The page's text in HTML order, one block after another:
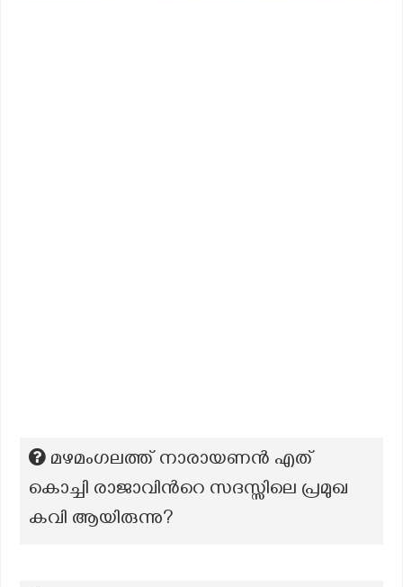
മഴമംഗലത്ത് നാരായണൻ എത്
കൊച്ചി രാജാവിന്‍റെ സദസ്സിലെ പ്രമുഖ
കവി ആയിരുന്നു?